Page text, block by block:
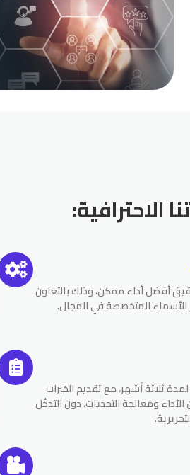
الاحترافية:
أفضل أداء ممكن، وذلك بالتعاون
الأسماء المتخصصة في المجال.
ثلاثة أشهر، مع تقديم الخبرات
ومعالجة التحديات، دون التدخّل